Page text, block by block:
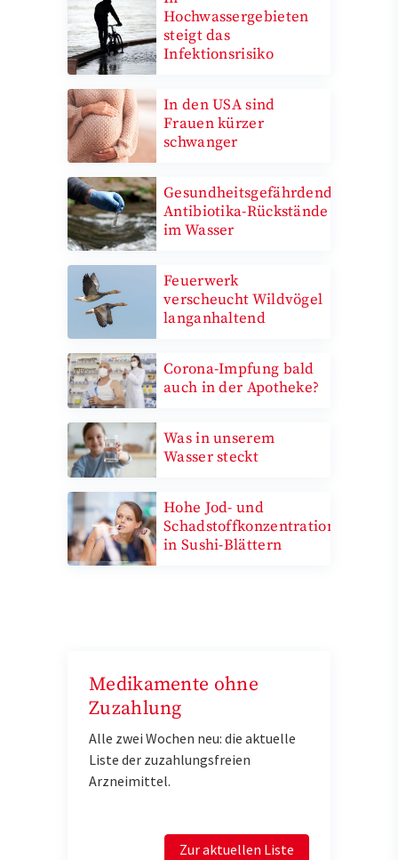
Hochwassergebieten
steigt das
Infektionsrisiko
In den USA sind
Frauen kürzer
schwanger
Gesundheitsgefährdende
Antibiotika-Rückstände
im Wasser
Feuerwerk
verscheucht Wildvögel
langanhaltend
Corona-Impfung bald
auch in der Apotheke?
Was in unserem
Wasser steckt
Hohe Jod- und
Schadstoffkonzentrationen
in Sushi-Blättern
Medikamente ohne
Zuzahlung
Alle zwei Wochen neu: die aktuelle
Liste der zuzahlungsfreien
Arzneimittel.
Zur aktuellen Liste